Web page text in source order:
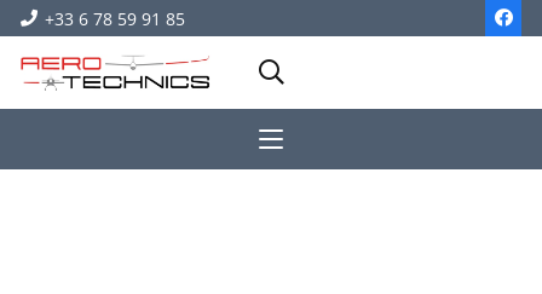
+33 6 78 59 91 85